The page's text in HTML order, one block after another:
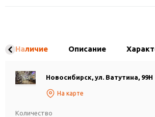
Наличие Описание
Новосибирск, ул. Ватутина, 99Н
На карте
Количество